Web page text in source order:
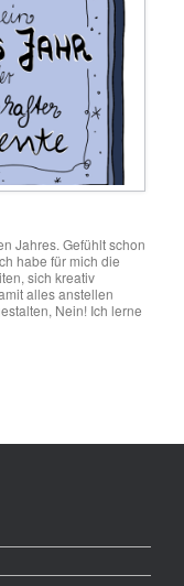
Jahres. Gefühlt schon
habe für mich die
sich kreativ
alles anstellen
Nein! Ich lerne